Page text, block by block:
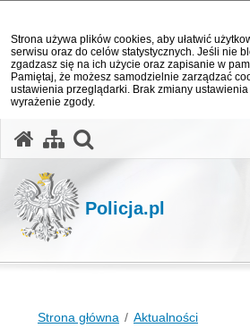
Strona używa plików cookies, aby ułatwić
serwisu oraz do celów statystycznych. Jeśli nie
zgadzasz się na ich użycie oraz zapisanie w
Pamiętaj, że możesz samodzielnie zarządzać
ustawienia przeglądarki. Brak zmiany
wyrażenie zgody.
Policja.pl
Strona główna Aktualności